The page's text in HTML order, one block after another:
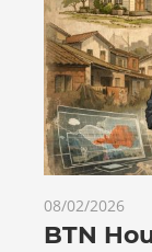
08/02/2026
BTN